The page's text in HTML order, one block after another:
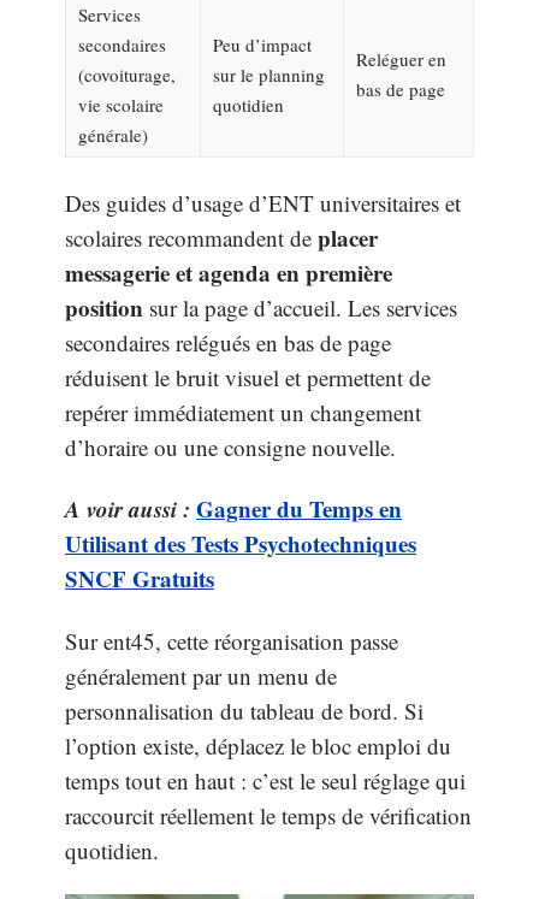
Services
secondaires
(covoiturage,
vie scolaire
générale)
Peu d’impact
sur le planning
quotidien
Reléguer en
bas de page
Des guides d’usage d’ENT universitaires et
scolaires recommandent de placer
messagerie et agenda en première
position sur la page d’accueil. Les services
secondaires relégués en bas de page
réduisent le bruit visuel et permettent de
repérer immédiatement un changement
d’horaire ou une consigne nouvelle.
A voir aussi : Gagner du Temps en
Utilisant des Tests Psychotechniques
SNCF Gratuits
Sur ent45, cette réorganisation passe
généralement par un menu de
personnalisation du tableau de bord. Si
l’option existe, déplacez le bloc emploi du
temps tout en haut : c’est le seul réglage qui
raccourcit réellement le temps de vérification
quotidien.